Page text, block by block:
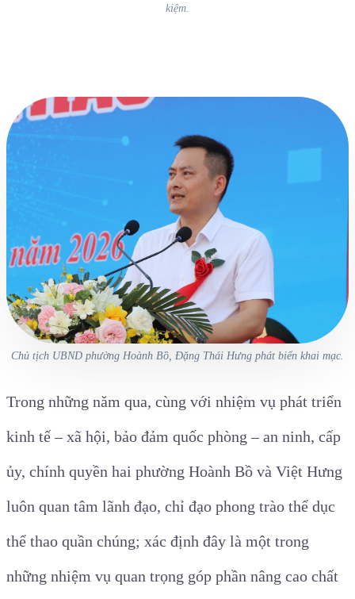
kiệm.
Chủ tịch UBND phường Hoành Bồ, Đặng Thái Hưng phát biển khai mạc.
Trong những năm qua, cùng với nhiệm vụ phát triển
kinh tế – xã hội, bảo đảm quốc phòng – an ninh, cấp
ủy, chính quyền hai phường Hoành Bồ và Việt Hưng
luôn quan tâm lãnh đạo, chỉ đạo phong trào thể dục
thể thao quần chúng; xác định đây là một trong
những nhiệm vụ quan trọng góp phần nâng cao chất